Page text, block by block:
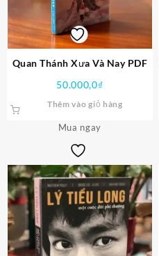
Quan Thánh Xưa Và Nay PDF
50.000,0₫
Thêm vào giỏ hàng
Mua ngay